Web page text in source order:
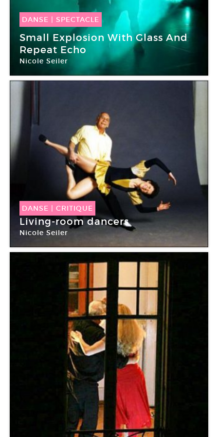
DANSE | SPECTACLE
10 Déc -11 Déc 2014
Small Explosion With Glass And
Repeat Echo
Nicole Seiler
Centre culturel suisse
DANSE | CRITIQUE
Living-room dancers
Nicole Seiler
Centre national de la danse